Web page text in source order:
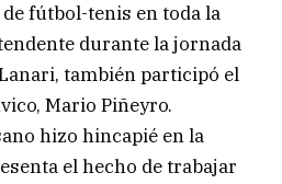
fútbol-tenis en toda la
durante la jornada
también participó el
Mario Piñeyro.
hizo hincapié en la
el hecho de trabajar